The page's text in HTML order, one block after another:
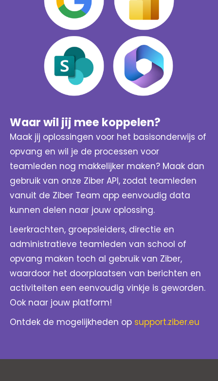
Waar wil jij mee koppelen?
Maak jij oplossingen voor het basisonderwijs of
opvang en wil je de processen voor
teamleden nog makkelijker maken? Maak dan
gebruik van onze Ziber API, zodat teamleden
vanuit de Ziber Team app eenvoudig data
kunnen delen naar jouw oplossing.
Leerkrachten, groepsleiders, directie en
administratieve teamleden van school of
opvang maken toch al gebruik van Ziber,
waardoor het doorplaatsen van berichten en
activiteiten een eenvoudig vinkje is geworden.
Ook naar jouw platform!
Ontdek de mogelijkheden op support.ziber.eu